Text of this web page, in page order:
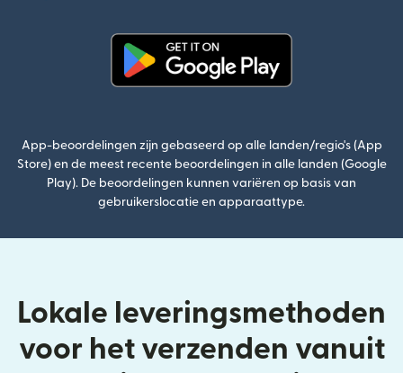
App-beoordelingen zijn gebaseerd op alle landen/regio's (App
Store) en de meest recente beoordelingen in alle landen (Google
Play). De beoordelingen kunnen variëren op basis van
gebruikerslocatie en apparaattype.
Lokale leveringsmethoden
voor het verzenden vanuit